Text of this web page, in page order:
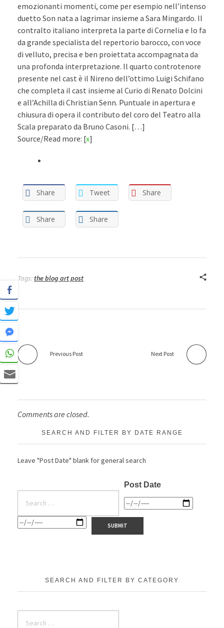
emozionanti momenti, come per esempio nell’intenso
duetto Son nata a lagrimar insieme a Sara Mingardo. Il
contralto italiano interpreta la parte di Cornelia e lo fa
da grande specialista del repertorio barocco, con voce
di velluto, precisa e ben proiettata accompagnata da
una profonda interpretazione. Il quarto controtenore
presente nel cast è il Nireno dell’ottimo Luigi Schifano
che completa il cast insieme al Curio di Renato Dolcini
e all’Achilla di Christian Senn. Puntuale in apertura e
chiusura di opera il contributo del coro del Teatro alla
Scala preparato da Bruno Casoni. […]
Source/Read more: [x]
Share Tweet Share
Share Share
Tags:the blog art post
Previous Post Next Post
Comments are closed.
SEARCH AND FILTER BY DATE RANGE
Leave "Post Date" blank for general search
Post Date
SEARCH AND FILTER BY CATEGORY